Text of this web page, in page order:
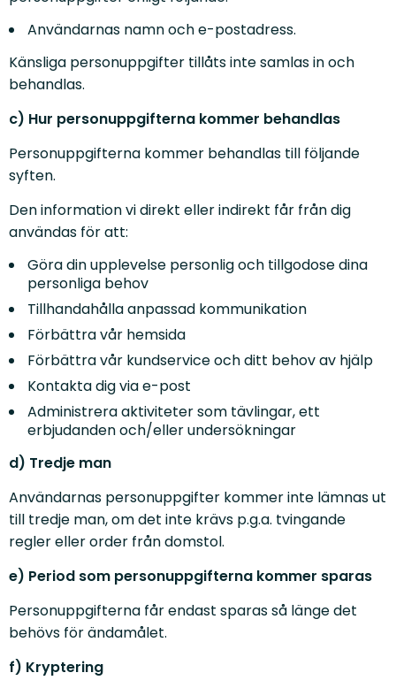
Användarnas namn och e-postadress.
Känsliga personuppgifter tillåts inte samlas in och
behandlas.
c) Hur personuppgifterna kommer behandlas
Personuppgifterna kommer behandlas till följande
syften.
Den information vi direkt eller indirekt får från dig
användas för att:
Göra din upplevelse personlig och tillgodose dina
personliga behov
Tillhandahålla anpassad kommunikation
Förbättra vår hemsida
Förbättra vår kundservice och ditt behov av hjälp
Kontakta dig via e-post
Administrera aktiviteter som tävlingar, ett
erbjudanden och/eller undersökningar
d) Tredje man
Användarnas personuppgifter kommer inte lämnas ut
till tredje man, om det inte krävs p.g.a. tvingande
regler eller order från domstol.
e) Period som personuppgifterna kommer sparas
Personuppgifterna får endast sparas så länge det
behövs för ändamålet.
f) Kryptering